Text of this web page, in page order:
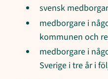
svensk
medborgare i
kommunen och
medborgare i
Sverige i tre år i